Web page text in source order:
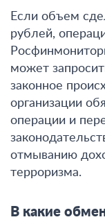
Если объем
рублей,
может
законное
организации
операции и
отмыванию
терроризма.
В какие